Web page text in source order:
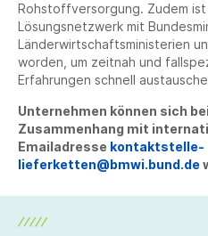
Rohstoffversorgung. Zudem ist
Lösungsnetzwerk mit
Länderwirtschaftsministerien
worden, um zeitnah und
Erfahrungen schnell
Unternehmen können sich
Zusammenhang mit
Emailadresse kontaktstelle-
lieferketten@bmwi.bund.de